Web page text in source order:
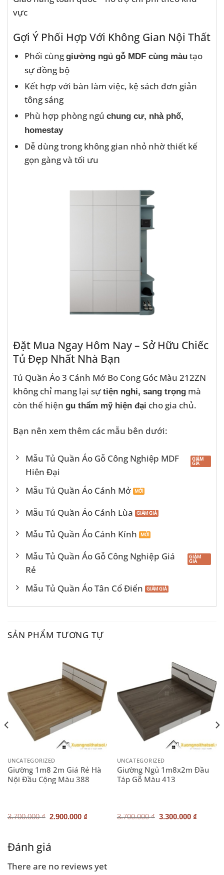
vực
Gợi Ý Phối Hợp Với Không Gian Nội Thất
Phối cùng giường ngủ gỗ MDF cùng màutạo
sự đồng bộ
Kết hợp với bàn làm việc, kệ sách đơn giản
tông sáng
Phù hợp phòng ngủ chung cư, nhà phố,
homestay
Dễ dùng trong không gian nhỏ nhờ thiết kế
gọn gàng và tối ưu
Đặt Mua Ngay Hôm Nay – Sở Hữu Chiếc
Tủ Đẹp Nhất Nhà Bạn
Tủ Quần Áo 3 Cánh Mở Bo Cong Góc Màu 212ZN
không chỉ mang lại sựtiện nghi, sang trọng mà
còn thể hiện gu thẩm mỹ hiện đại cho gia chủ.
Bạn nên xem thêm các mẫu bên dưới:
Mẫu Tủ Quần Áo Gỗ Công Nghiệp MDF
Hiện Đại
Mẫu Tủ Quần Áo Cánh Mở
Mẫu Tủ Quần Áo Cánh Lùa
Mẫu Tủ Quần Áo Cánh Kính
Mẫu Tủ Quần Áo Gỗ Công Nghiệp Giá
Rẻ
Mẫu Tủ Quần Áo Tân Cổ Điển
SẢN PHẨM TƯƠNG TỰ
UNCATEGORIZED
Giường 1m8 2m Giá Rẻ Hà
Nội Đầu Cộng Màu 388
3.700.000₫ Giá
2.900.000 ₫
UNCATEGORIZED
Giường Ngủ 1m8x2m Đầu
Táp Gỗ Màu 413
3.700.000₫ Giá
3.300.000 ₫
Đánh giá
There are no reviews yet